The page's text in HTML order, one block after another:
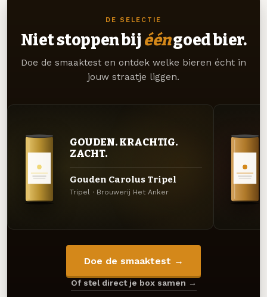
DE SELECTIE
Niet stoppen bij ééngoed bier.
Doe de smaaktest en ontdek welke bieren écht in
jouw straatje liggen.
GOUDEN. KRACHTIG.
ZACHT.
Gouden Carolus Tripel
Tripel · Brouwerij Het Anker
Doe de smaaktest →
Of stel direct je box samen →